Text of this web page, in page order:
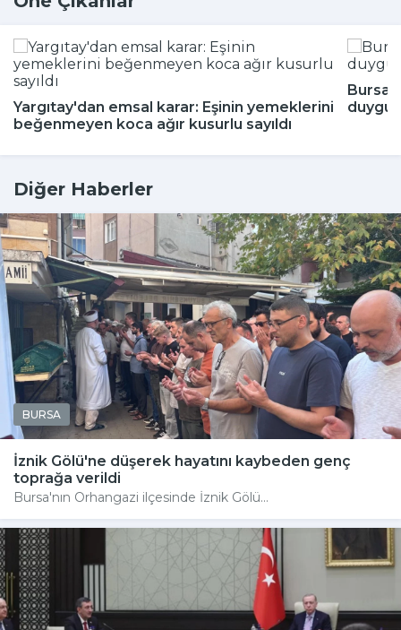
Yargıtay'dan emsal karar: Eşinin yemeklerini
beğenmeyen koca ağır kusurlu sayıldı
Diğer Haberler
BURSA
İznik Gölü'ne düşerek hayatını kaybeden genç
toprağa verildi
Bursa'nın Orhangazi ilçesinde İznik Gölü...